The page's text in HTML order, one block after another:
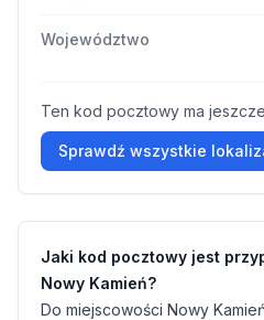
Województwo
Ten kod pocztowy ma
Sprawdź wszystkie
Jaki kod pocztowy jest
Nowy Kamień?
Do miejscowości Nowy